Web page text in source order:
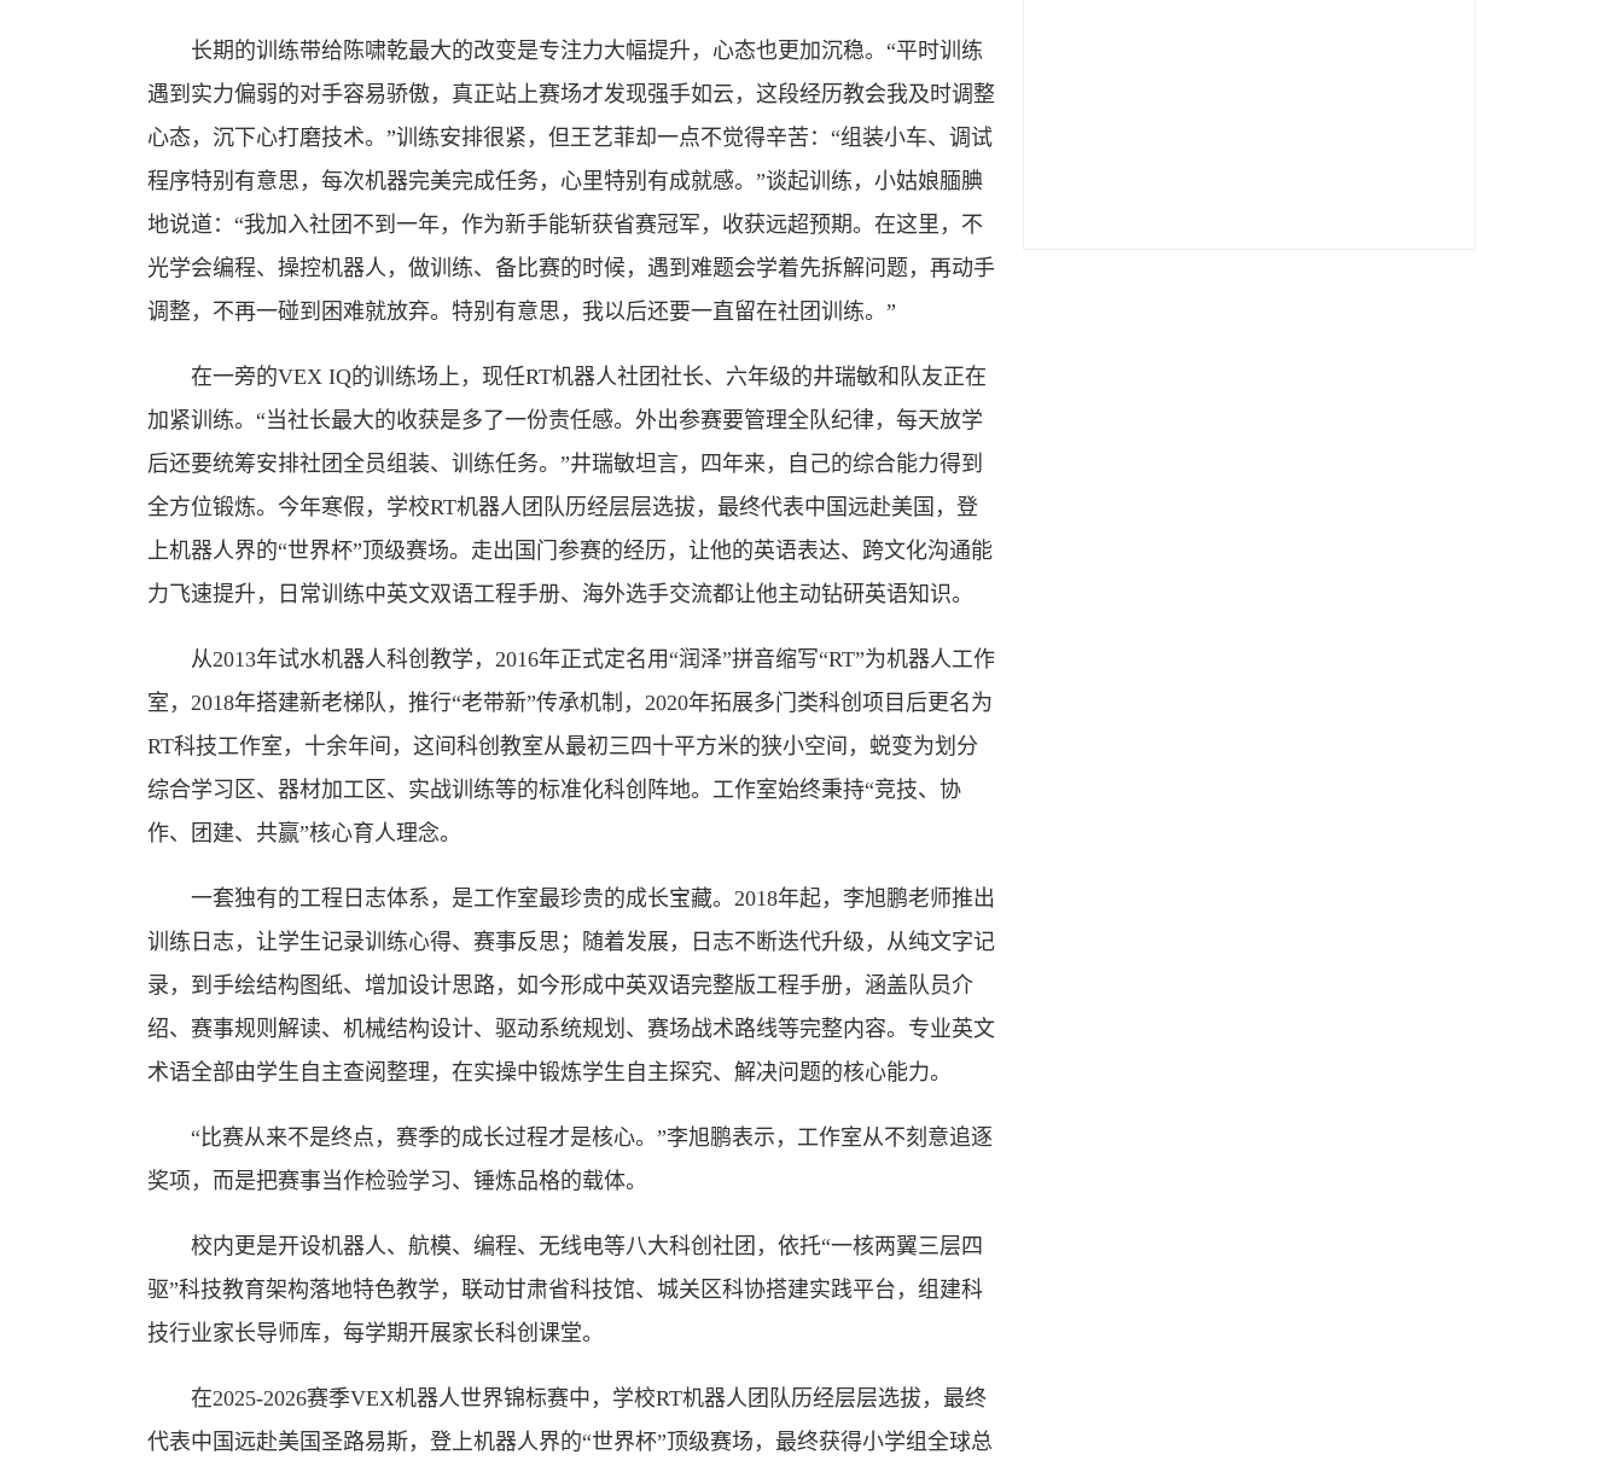
长期的训练带给陈啸乾最大的改变是专注力大幅提升，心态也更加沉稳。“平时训练
遇到实力偏弱的对手容易骄傲，真正站上赛场才发现强手如云，这段经历教会我及时调整
心态，沉下心打磨技术。”训练安排很紧，但王艺菲却一点不觉得辛苦：“组装小车、调试
程序特别有意思，每次机器完美完成任务，心里特别有成就感。”谈起训练，小姑娘腼腆
地说道：“我加入社团不到一年，作为新手能斩获省赛冠军，收获远超预期。在这里，不
光学会编程、操控机器人，做训练、备比赛的时候，遇到难题会学着先拆解问题，再动手
调整，不再一碰到困难就放弃。特别有意思，我以后还要一直留在社团训练。”
在一旁的VEX IQ的训练场上，现任RT机器人社团社长、六年级的井瑞敏和队友正在
加紧训练。“当社长最大的收获是多了一份责任感。外出参赛要管理全队纪律，每天放学
后还要统筹安排社团全员组装、训练任务。”井瑞敏坦言，四年来，自己的综合能力得到
全方位锻炼。今年寒假，学校RT机器人团队历经层层选拔，最终代表中国远赴美国，登
上机器人界的“世界杯”顶级赛场。走出国门参赛的经历，让他的英语表达、跨文化沟通能
力飞速提升，日常训练中英文双语工程手册、海外选手交流都让他主动钻研英语知识。
从2013年试水机器人科创教学，2016年正式定名用“润泽”拼音缩写“RT”为机器人工作
室，2018年搭建新老梯队，推行“老带新”传承机制，2020年拓展多门类科创项目后更名为
RT科技工作室，十余年间，这间科创教室从最初三四十平方米的狭小空间，蜕变为划分
综合学习区、器材加工区、实战训练等的标准化科创阵地。工作室始终秉持“竞技、协
作、团建、共赢”核心育人理念。
一套独有的工程日志体系，是工作室最珍贵的成长宝藏。2018年起，李旭鹏老师推出
训练日志，让学生记录训练心得、赛事反思；随着发展，日志不断迭代升级，从纯文字记
录，到手绘结构图纸、增加设计思路，如今形成中英双语完整版工程手册，涵盖队员介
绍、赛事规则解读、机械结构设计、驱动系统规划、赛场战术路线等完整内容。专业英文
术语全部由学生自主查阅整理，在实操中锻炼学生自主探究、解决问题的核心能力。
“比赛从来不是终点，赛季的成长过程才是核心。”李旭鹏表示，工作室从不刻意追逐
奖项，而是把赛事当作检验学习、锤炼品格的载体。
校内更是开设机器人、航模、编程、无线电等八大科创社团，依托“一核两翼三层四
驱”科技教育架构落地特色教学，联动甘肃省科技馆、城关区科协搭建实践平台，组建科
技行业家长导师库，每学期开展家长科创课堂。
在2025-2026赛季VEX机器人世界锦标赛中，学校RT机器人团队历经层层选拔，最终
代表中国远赴美国圣路易斯，登上机器人界的“世界杯”顶级赛场，最终获得小学组全球总